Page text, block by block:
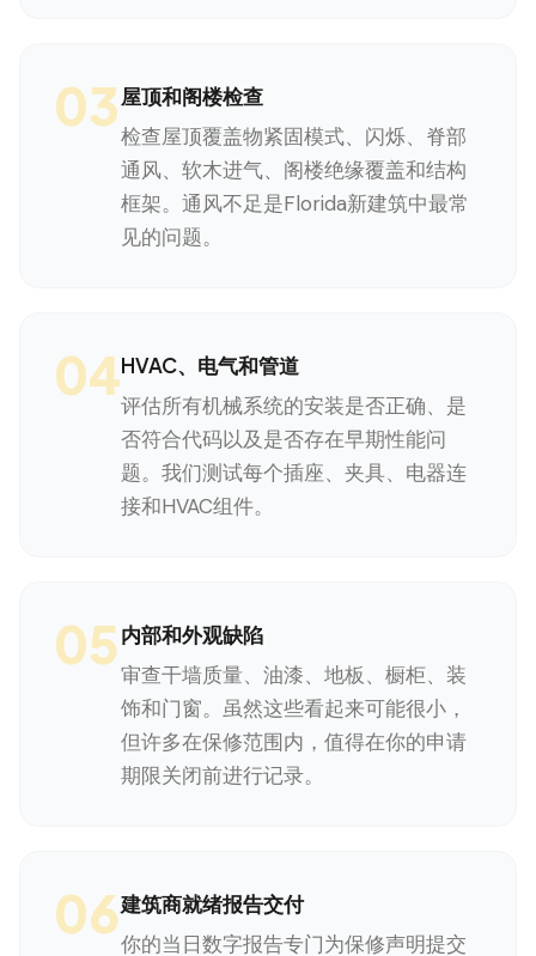
03屋顶和阁楼检查
检查屋顶覆盖物紧固模式、闪烁、脊部
通风、软木进气、阁楼绝缘覆盖和结构
框架。通风不足是Florida新建筑中最常
见的问题。
04HVAC、电气和管道
评估所有机械系统的安装是否正确、是
否符合代码以及是否存在早期性能问
题。我们测试每个插座、夹具、电器连
接和HVAC组件。
05内部和外观缺陷
审查干墙质量、油漆、地板、橱柜、装
饰和门窗。虽然这些看起来可能很小，
但许多在保修范围内，值得在你的申请
期限关闭前进行记录。
06建筑商就绪报告交付
你的当日数字报告专门为保修声明提交